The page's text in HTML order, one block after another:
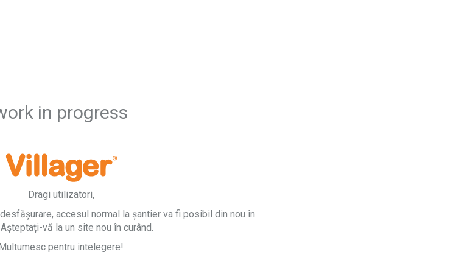
in progress
Dragi utilizatori,
accesul normal la șantier va fi posibil din nou în
vă la un site nou în curând.
pentru intelegere!